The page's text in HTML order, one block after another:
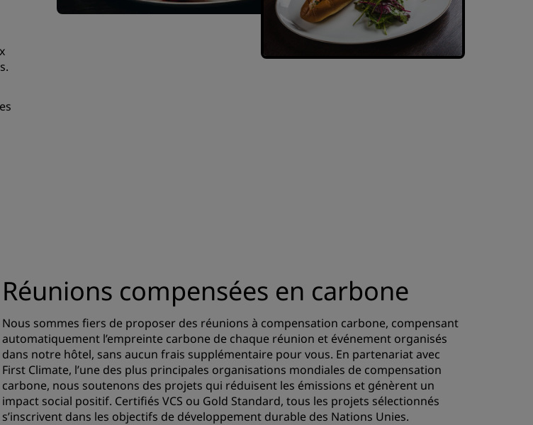
Réunions compensées en carbone
Nous sommes fiers de proposer des réunions à compensation carbone, compensant
automatiquement l’empreinte carbone de chaque réunion et événement organisés
dans notre hôtel, sans aucun frais supplémentaire pour vous. En partenariat avec
First Climate, l’une des plus principales organisations mondiales de compensation
carbone, nous soutenons des projets qui réduisent les émissions et génèrent un
impact social positif. Certifiés VCS ou Gold Standard, tous les projets sélectionnés
s’inscrivent dans les objectifs de développement durable des Nations Unies.